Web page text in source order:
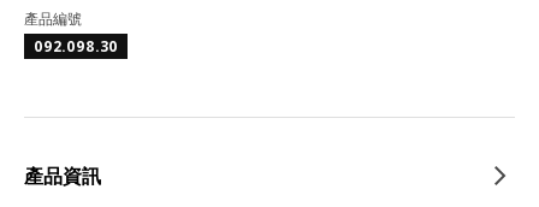
產品編號
092.098.30
產品資訊